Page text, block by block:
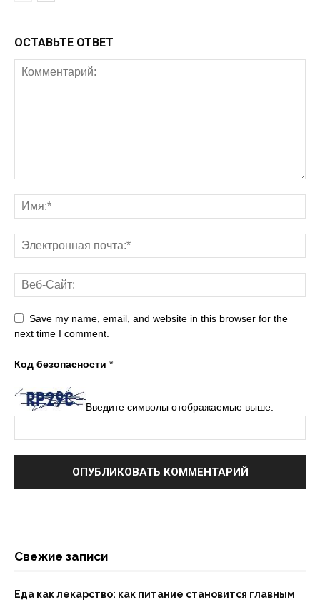
ОСТАВЬТЕ ОТВЕТ
Save my name, email, and website in this browser for the
next time I comment.
Код безопасности *
Введите символы отображаемые выше:
Свежие записи
Еда как лекарство: как питание становится главным